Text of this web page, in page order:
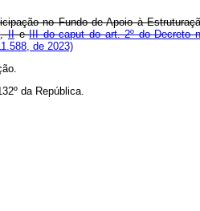
no Fundo de Apoio à
,IIeIII do caput do art. 2º do Decreto
de 2023)
da República.